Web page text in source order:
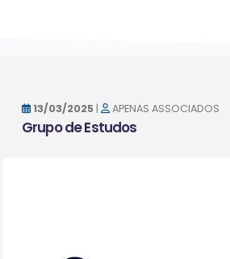
13/03/2025 | APENAS ASSOCIADOS
Grupo de Estudos